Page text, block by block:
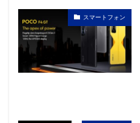
スマートフォン